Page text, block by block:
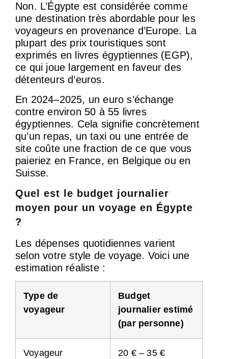
Non. L’Égypte est considérée comme
une destination très abordable pour les
voyageurs en provenance d’Europe. La
plupart des prix touristiques sont
exprimés en livres égyptiennes (EGP),
ce qui joue largement en faveur des
détenteurs d’euros.
En 2024–2025, un euro s’échange
contre environ 50 à 55 livres
égyptiennes. Cela signifie concrètement
qu’un repas, un taxi ou une entrée de
site coûte une fraction de ce que vous
paieriez en France, en Belgique ou en
Suisse.
Quel est le budget journalier
moyen pour un voyage en Égypte
?
Les dépenses quotidiennes varient
selon votre style de voyage. Voici une
estimation réaliste :
Type de
voyageur
Budget
journalier estimé
(par personne)
Voyageur
20 € – 35 €